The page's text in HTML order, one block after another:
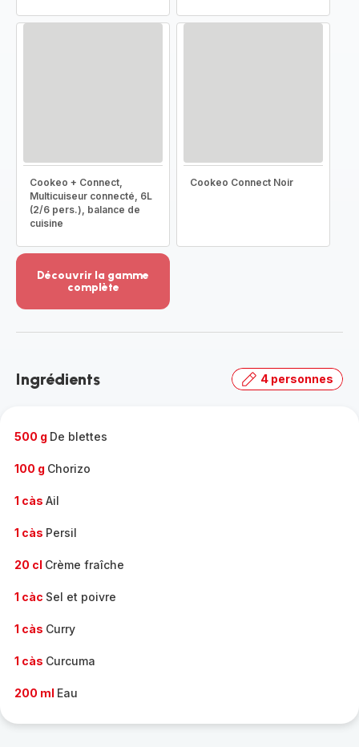
Cookeo + Connect,
Multicuiseur connecté, 6L
(2/6 pers.), balance de
cuisine
Cookeo Connect Noir
Découvrir la gamme
complète
-
gamme
Ingrédients 4 personnes
500 g De blettes
100 g Chorizo
1 càs Ail
1 càs Persil
20 cl Crème fraîche
1 càc Sel et poivre
1 càs Curry
1 càs Curcuma
200 ml Eau